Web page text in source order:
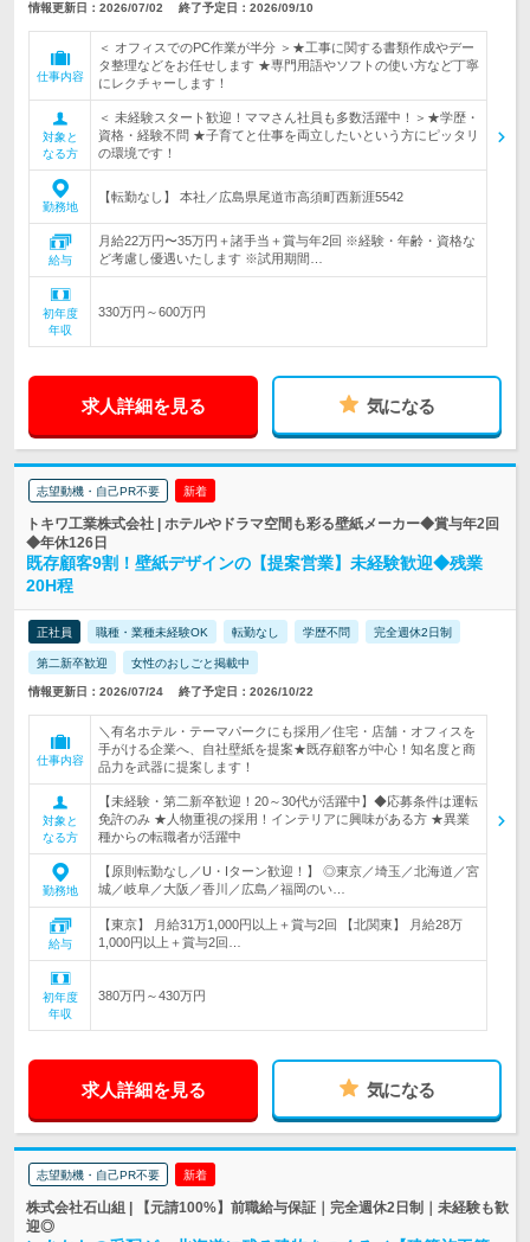
情報更新日：2026/07/02 終了予定日：2026/09/10
仕事内容
＜ オフィスでのPC作業が半分 ＞★工事に関する書類作成やデー
タ整理などをお任せします ★専門用語やソフトの使い方など丁寧
にレクチャーします！
対象と
なる方
＜ 未経験スタート歓迎！ママさん社員も多数活躍中！＞★学歴・
資格・経験不問 ★子育てと仕事を両立したいという方にピッタリ
の環境です！
勤務地
【転勤なし】 本社／広島県尾道市高須町西新涯5542
給与
月給22万円〜35万円＋諸手当＋賞与年2回 ※経験・年齢・資格な
ど考慮し優遇いたします ※試用期間…
初年度
年収
330万円～600万円
求人詳細を見る 気になる
志望動機・自己PR不要 新着
トキワ工業株式会社 | ホテルやドラマ空間も彩る壁紙メーカー◆賞与年2回
◆年休126日
既存顧客9割！壁紙デザインの【提案営業】未経験歓迎◆残業
20H程
正社員 職種・業種未経験OK 転勤なし 学歴不問 完全週休2日制
第二新卒歓迎 女性のおしごと掲載中
情報更新日：2026/07/24 終了予定日：2026/10/22
仕事内容
＼有名ホテル・テーマパークにも採用／住宅・店舗・オフィスを
手がける企業へ、自社壁紙を提案★既存顧客が中心！知名度と商
品力を武器に提案します！
対象と
なる方
【未経験・第二新卒歓迎！20～30代が活躍中】◆応募条件は運転
免許のみ ★人物重視の採用！インテリアに興味がある方 ★異業
種からの転職者が活躍中
勤務地
【原則転勤なし／U・Iターン歓迎！】 ◎東京／埼玉／北海道／宮
城／岐阜／大阪／香川／広島／福岡のい…
給与
【東京】 月給31万1,000円以上＋賞与2回 【北関東】 月給28万
1,000円以上＋賞与2回…
初年度
年収
380万円～430万円
求人詳細を見る 気になる
志望動機・自己PR不要 新着
株式会社石山組 | 【元請100%】前職給与保証｜完全週休2日制｜未経験も歓
迎◎